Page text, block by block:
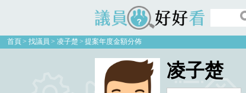
議員好好看
首頁 找議員 凌子楚 提案年度金額分佈
凌子楚